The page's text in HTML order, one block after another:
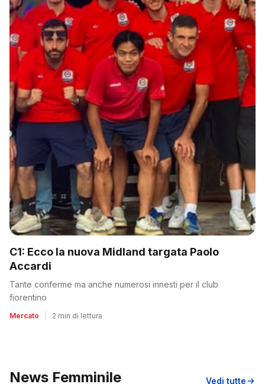
C1: Ecco la nuova Midland targata Paolo
Accardi
Tante conferme ma anche numerosi innesti per il club
fiorentino
Mercato 2 min di lettura
News Femminile Vedi tutte